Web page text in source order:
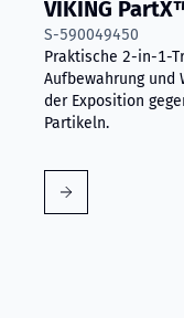
VIKING
S-590049450
Praktische 2-in-1-
Aufbewahrung und
der Exposition
Partikeln.